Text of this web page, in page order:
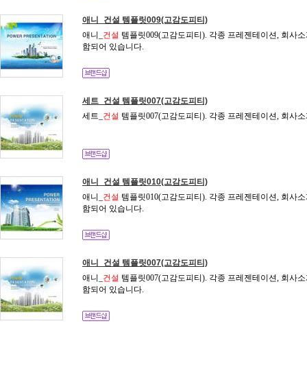
애니_건설 템플릿009(고감도피티)
애니_ 건설 템플릿009(고감도피티). 각종 프레젠테이션, 회사
함되어 있습니다.
세트_건설 템플릿007(고감도피티)
세트_ 건설 템플릿007(고감도피티). 각종 프레젠테이션, 회사
애니_건설 템플릿010(고감도피티)
애니_ 건설 템플릿010(고감도피티). 각종 프레젠테이션, 회사
함되어 있습니다.
애니_건설 템플릿007(고감도피티)
애니_ 건설 템플릿007(고감도피티). 각종 프레젠테이션, 회사
함되어 있습니다.